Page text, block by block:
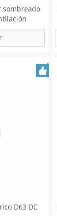
sombreado
D63 DC